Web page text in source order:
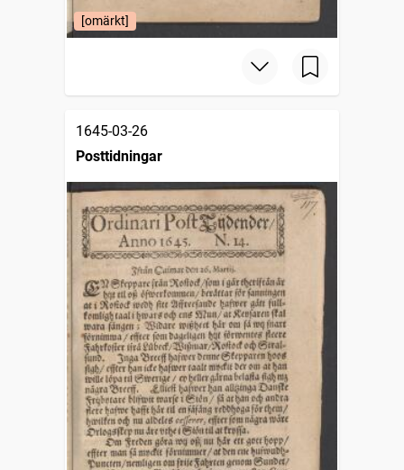
[omärkt]
1645-03-26
Posttidningar